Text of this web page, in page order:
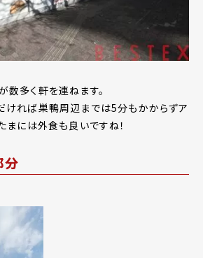
多く軒を連ねます。
ければ巣鴨周辺までは5分もかからずア
まには外食も良いですね！
分